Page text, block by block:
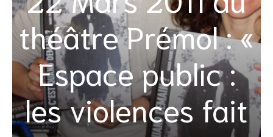
théâtre Prémol : «
Espace public :
les violences fait